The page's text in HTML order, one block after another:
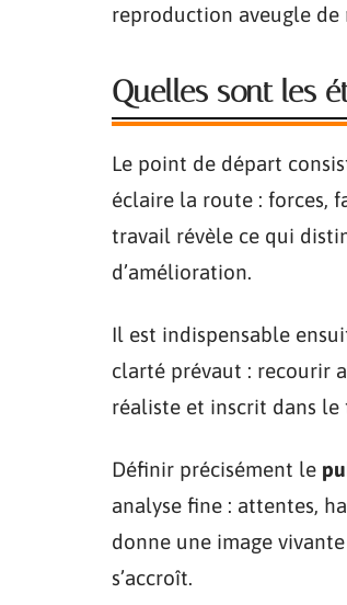
reproduction aveugle de
Quelles sont les
Le point de départ
éclaire la route : forces,
travail révèle ce qui
d’amélioration.
Il est indispensable
clarté prévaut : recourir
réaliste et inscrit dans le
Définir précisément le
analyse fine : attentes,
donne une image
s’accroît.